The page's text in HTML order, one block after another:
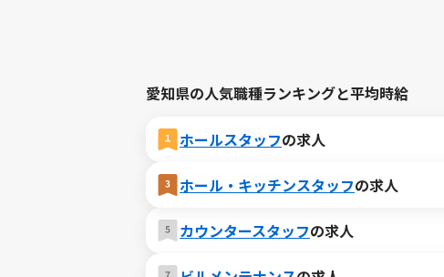
愛知県の人気職種ランキングと平均時給
ホールスタッフの求人
ホール・キッチンスタッフの求人
カウンタースタッフの求人